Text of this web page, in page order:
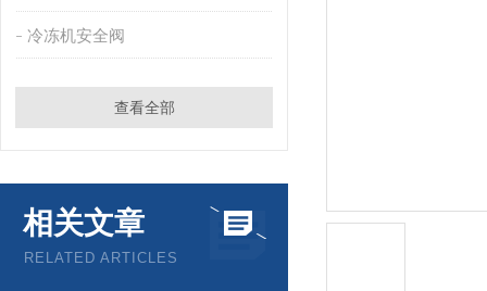
冷冻机安全阀
查看全部
相关文章
RELATED ARTICLES